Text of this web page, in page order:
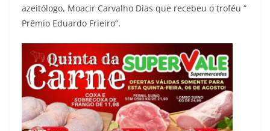
azeitólogo, Moacir Carvalho Dias que recebeu o troféu “
Prêmio Eduardo Frieiro”.